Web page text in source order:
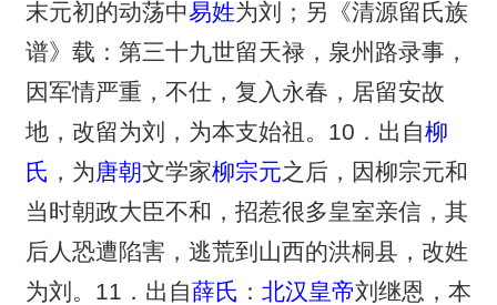
末元初的动荡中易姓为刘；另《清源留氏族
谱》载：第三十九世留天禄，泉州路录事，
因军情严重，不仕，复入永春，居留安故
地，改留为刘，为本支始祖。10．出自柳
氏 ，为唐朝文学家柳宗元之后，因柳宗元和
当时朝政大臣不和，招惹很多皇室亲信，其
后人恐遭陷害，逃荒到山西的洪桐县，改姓
为刘。11．出自薛氏 ： 北汉皇帝刘继恩，本